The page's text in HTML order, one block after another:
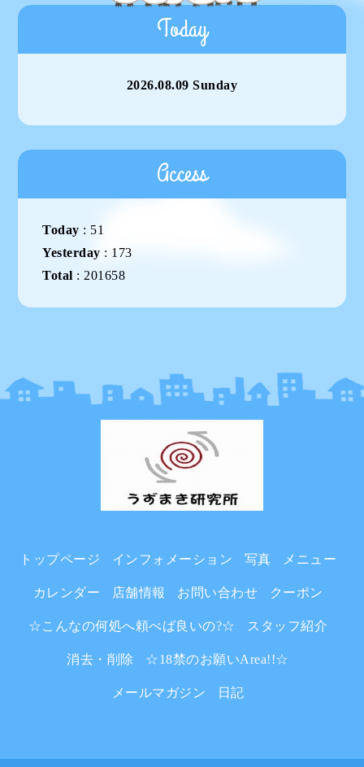
Today
2026.08.09 Sunday
Access
Today : 51
Yesterday : 173
Total : 201658
トップページ インフォメーション 写真 メニュー
カレンダー 店舗情報 お問い合わせ クーポン
☆こんなの何処へ頼べば良いの?☆ スタッフ紹介
消去・削除 ☆18禁のお願いArea!!☆
メールマガジン 日記